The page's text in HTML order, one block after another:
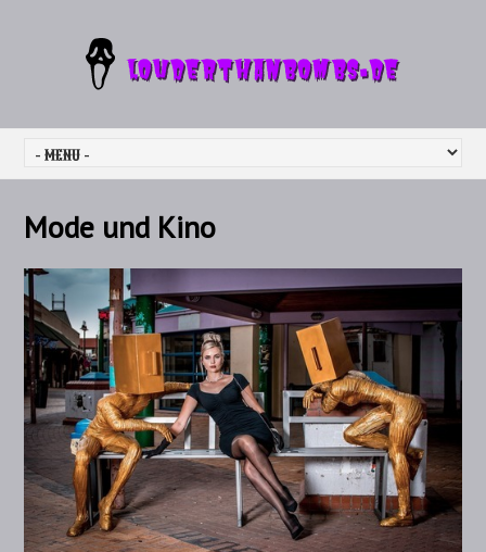
Mode und Kino